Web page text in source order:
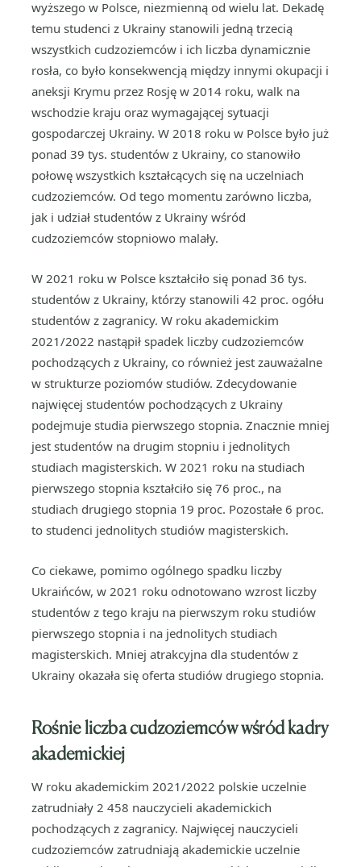
wyższego w Polsce, niezmienną od wielu lat. Dekadę
temu studenci z Ukrainy stanowili jedną trzecią
wszystkich cudzoziemców i ich liczba dynamicznie
rosła, co było konsekwencją między innymi okupacji i
aneksji Krymu przez Rosję w 2014 roku, walk na
wschodzie kraju oraz wymagającej sytuacji
gospodarczej Ukrainy. W 2018 roku w Polsce było już
ponad 39 tys. studentów z Ukrainy, co stanowiło
połowę wszystkich kształcących się na uczelniach
cudzoziemców. Od tego momentu zarówno liczba,
jak i udział studentów z Ukrainy wśród
cudzoziemców stopniowo malały.
W 2021 roku w Polsce kształciło się ponad 36 tys.
studentów z Ukrainy, którzy stanowili 42 proc. ogółu
studentów z zagranicy. W roku akademickim
2021/2022 nastąpił spadek liczby cudzoziemców
pochodzących z Ukrainy, co również jest zauważalne
w strukturze poziomów studiów. Zdecydowanie
najwięcej studentów pochodzących z Ukrainy
podejmuje studia pierwszego stopnia. Znacznie mniej
jest studentów na drugim stopniu i jednolitych
studiach magisterskich. W 2021 roku na studiach
pierwszego stopnia kształciło się 76 proc., na
studiach drugiego stopnia 19 proc. Pozostałe 6 proc.
to studenci jednolitych studiów magisterskich.
Co ciekawe, pomimo ogólnego spadku liczby
Ukraińców, w 2021 roku odnotowano wzrost liczby
studentów z tego kraju na pierwszym roku studiów
pierwszego stopnia i na jednolitych studiach
magisterskich. Mniej atrakcyjna dla studentów z
Ukrainy okazała się oferta studiów drugiego stopnia.
Rośnie liczba cudzoziemców wśród kadry
akademickiej
W roku akademickim 2021/2022 polskie uczelnie
zatrudniały 2 458 nauczycieli akademickich
pochodzących z zagranicy. Najwięcej nauczycieli
cudzoziemców zatrudniają akademickie uczelnie